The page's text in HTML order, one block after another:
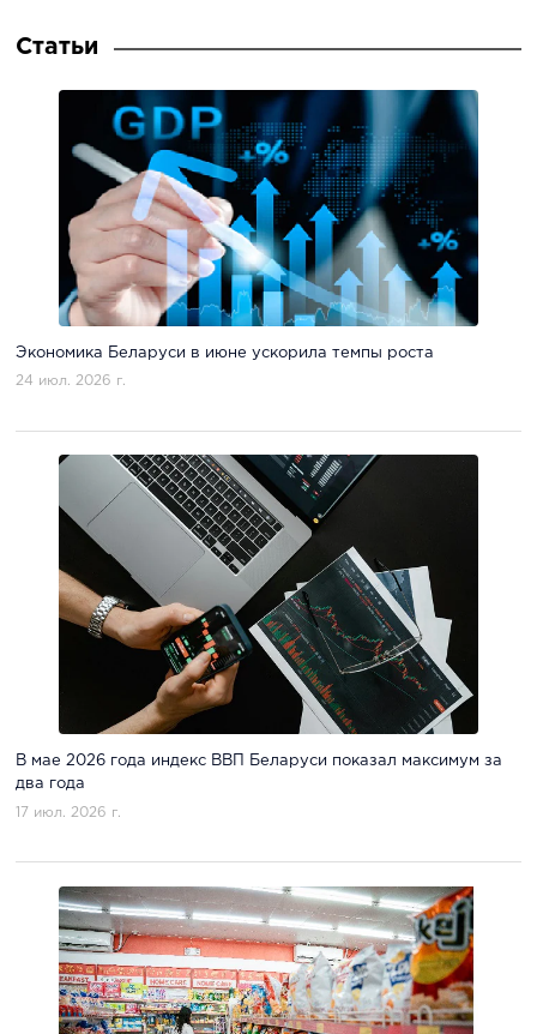
Статьи
Экономика Беларуси в июне ускорила темпы роста
24 июл. 2026 г.
В мае 2026 года индекс ВВП Беларуси показал максимум за
два года
17 июл. 2026 г.